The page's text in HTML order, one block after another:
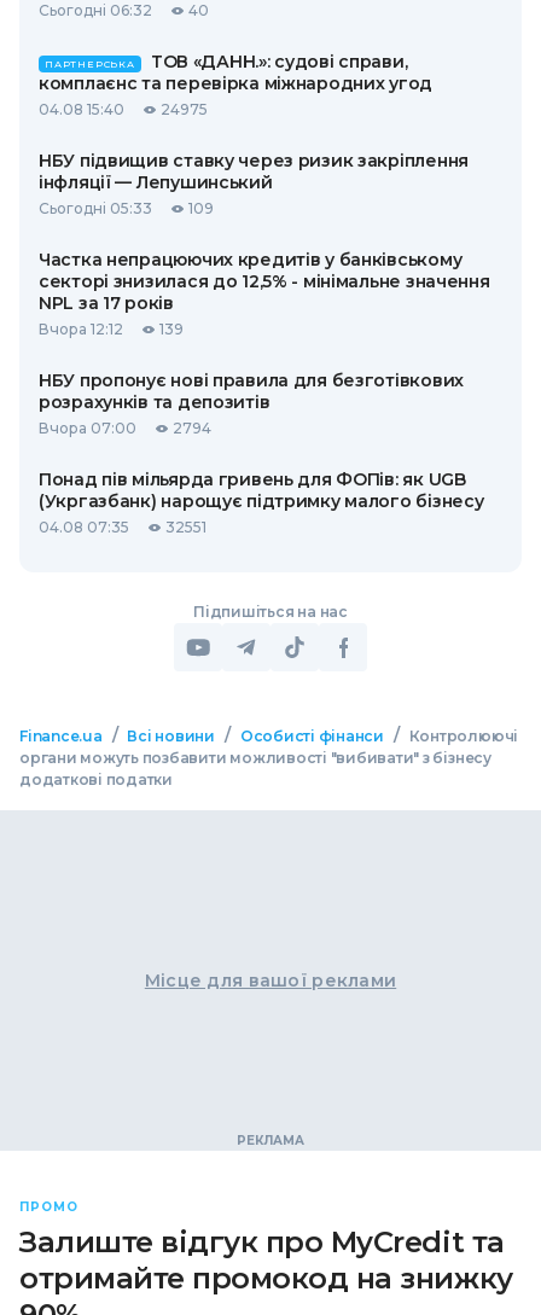
Сьогодні 06:32 40
ПАРТНЕРСЬКА
ТОВ «ДАНН.»: судові справи,
комплаєнс та перевірка міжнародних угод
04.08 15:40 24975
НБУ підвищив ставку через ризик закріплення
інфляції — Лепушинський
Сьогодні 05:33 109
Частка непрацюючих кредитів у банківському
секторі знизилася до 12,5% - мінімальне значення
NPL за 17 років
Вчора 12:12 139
НБУ пропонує нові правила для безготівкових
розрахунків та депозитів
Вчора 07:00 2794
Понад пів мільярда гривень для ФОПів: як UGB
(Укргазбанк) нарощує підтримку малого бізнесу
04.08 07:35 32551
Підпишіться на нас
Finance.ua / Всі новини / Особисті фінанси /
Контролюючі
органи можуть позбавити можливості "вибивати" з бізнесу
додаткові податки
Місце для вашої реклами
ПРОМО
Залиште відгук про MyCredit та
отримайте промокод на знижку